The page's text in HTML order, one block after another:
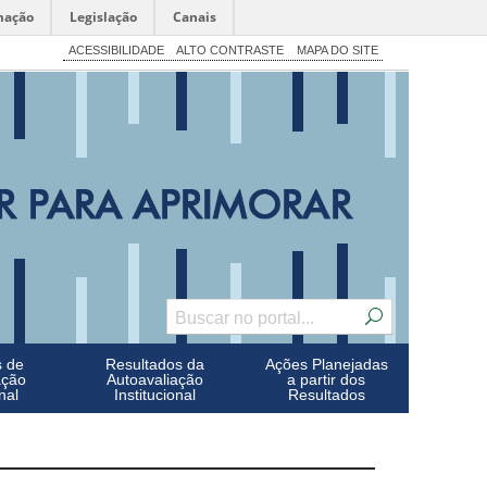
Legislação Canais
ACESSIBILIDADE ALTO CONTRASTE MAPA DO SITE
de
Resultados da
Autoavaliação
Institucional
Ações Planejadas
a partir dos
Resultados